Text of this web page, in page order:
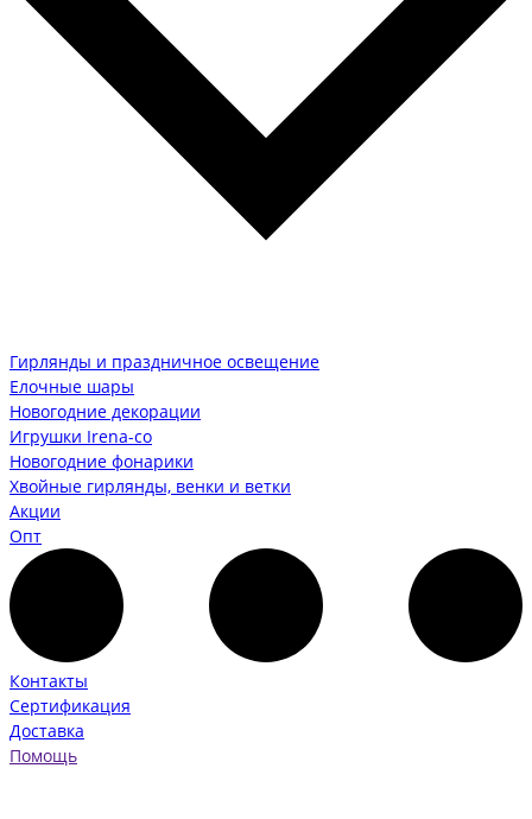
Гирлянды и праздничное освещение
Елочные шары
Новогодние декорации
Игрушки Irena-co
Новогодние фонарики
Хвойные гирлянды, венки и ветки
Акции
Опт
Контакты
Сертификация
Доставка
Помощь